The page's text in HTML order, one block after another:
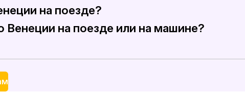
составляет примерно 700 километров, показывая
на поезде?
от 6 до 8 часов, в зависимости от выбранного
на поезде или на машине?